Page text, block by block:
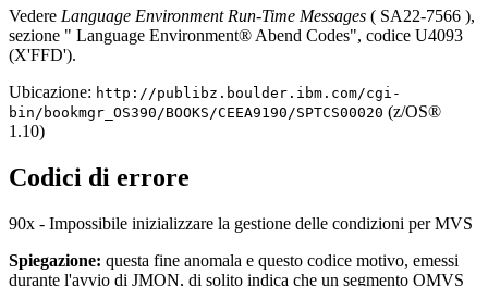
Vedere Language Environment Run-Time Messages ( SA22-7566 ),
sezione " Language Environment® Abend Codes", codice U4093
(X'FFD').
Ubicazione: http://publibz.boulder.ibm.com/cgi-
bin/bookmgr_OS390/BOOKS/CEEA9190/SPTCS00020 (z/OS®
1.10)
Codici di errore
90x - Impossibile inizializzare la gestione delle condizioni per MVS
Spiegazione: questa fine anomala e questo codice motivo, emessi
durante l'avvio di JMON, di solito indica che un segmento OMVS